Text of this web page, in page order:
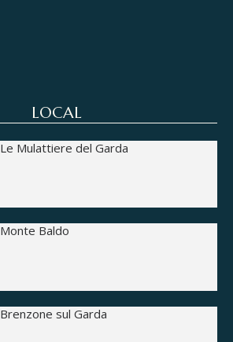
LOCAL
Le Mulattiere del Garda
Monte Baldo
Brenzone sul Garda